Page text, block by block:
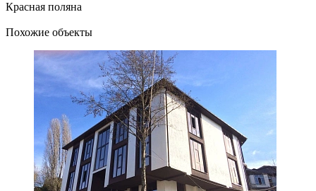
Красная поляна
Похожие объекты